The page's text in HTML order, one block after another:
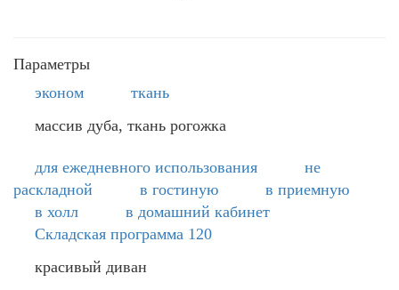
Параметры
эконом
ткань
массив дуба, ткань рогожка
для ежедневного использования
не
раскладной
в гостиную
в приемную
в холл
в домашний кабинет
Складская программа 120
красивый диван